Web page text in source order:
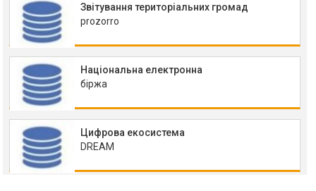
Звітування територіальних громад
prozorro
Національна електронна
біржа
Цифрова екосистема
DREAM